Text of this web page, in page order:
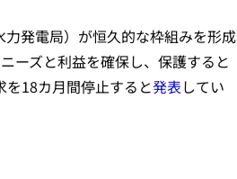
力発電局）が恒久的な枠組みを形成
ーズと利益を確保し、保護すると
18カ月間停止すると発表してい